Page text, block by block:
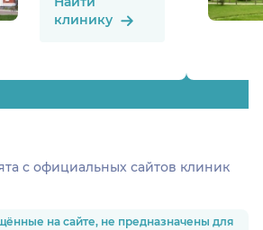
клинику
c официальных сайтов клиник
на сайте, не предназначены для